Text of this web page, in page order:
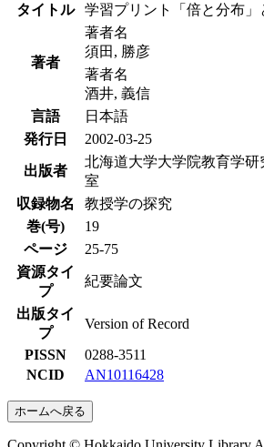
タイトル
学習プリント「倍と分布」
著者
著者名
須田, 勝彦
著者名
酒井, 義信
言語
日本語
発行日
2002-03-25
出版者
北海道大学大学院教育学
室
収録物名
教授学の探究
巻(号)
19
ページ
25-75
資源タイ
プ
紀要論文
出版タイ
プ
Version of Record
PISSN
0288-3511
NCID
AN10116428
ホームへ戻る